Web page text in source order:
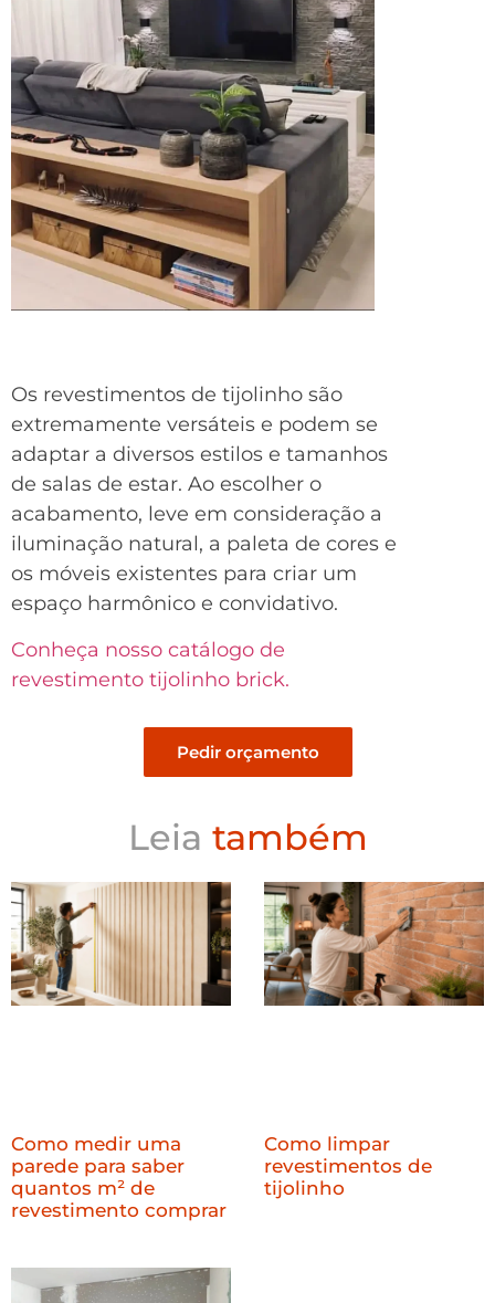
Os revestimentos de tijolinho são
extremamente versáteis e podem se
adaptar a diversos estilos e tamanhos
de salas de estar. Ao escolher o
acabamento, leve em consideração a
iluminação natural, a paleta de cores e
os móveis existentes para criar um
espaço harmônico e convidativo.
Conheça nosso catálogo de
revestimento tijolinho brick.
Pedir orçamento
Leia também
Como medir uma
parede para saber
quantos m² de
revestimento comprar
Como limpar
revestimentos de
tijolinho